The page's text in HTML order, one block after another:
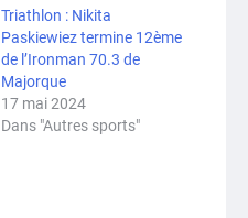
Triathlon : Nikita
Paskiewiez termine 12ème
de l’Ironman 70.3 de
Majorque
17 mai 2024
Dans "Autres sports"